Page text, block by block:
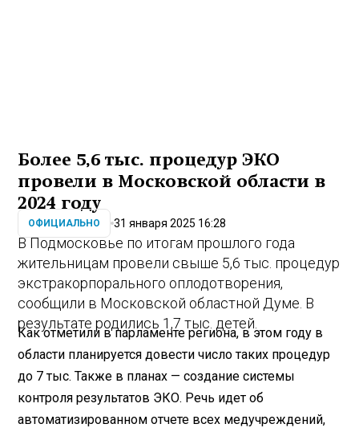
Более 5,6 тыс. процедур ЭКО
провели в Московской области в
2024 году
ОФИЦИАЛЬНО 31 января 2025 16:28
В Подмосковье по итогам прошлого года
жительницам провели свыше 5,6 тыс. процедур
экстракорпорального оплодотворения,
сообщили в Московской областной Думе. В
результате родились 1,7 тыс. детей.
Как отметили в парламенте региона, в этом году в
области планируется довести число таких процедур
до 7 тыс. Также в планах — создание системы
контроля результатов ЭКО. Речь идет об
автоматизированном отчете всех медучреждений,